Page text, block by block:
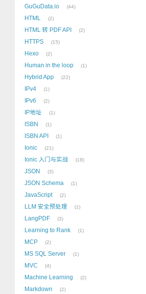
GuGuData.io 44
HTML 2
HTML 转 PDF API 2
HTTPS 15
Hexo 2
Human in the loop 1
Hybrid App 22
IPv4 1
IPv6 2
IP地址 1
ISBN 1
ISBN API 1
Ionic 21
Ionic 入门与实战 18
JSON 3
JSON Schema 1
JavaScript 2
LLM 安全预处理 1
LangPDF 3
Learning to Rank 1
MCP 2
MS SQL Server 1
MVC 4
Machine Learning 2
Markdown 2